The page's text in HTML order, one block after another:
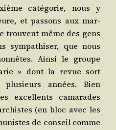
caté­go­rie, nous y
et pas­sons aux mar­
trouvent même des gens
sym­pa­thi­ser, que nous
Ain­si le groupe
» dont la revue sort
plu­sieurs années. Bien
excel­lents cama­rades
(en bloc avec les
de conseil comme